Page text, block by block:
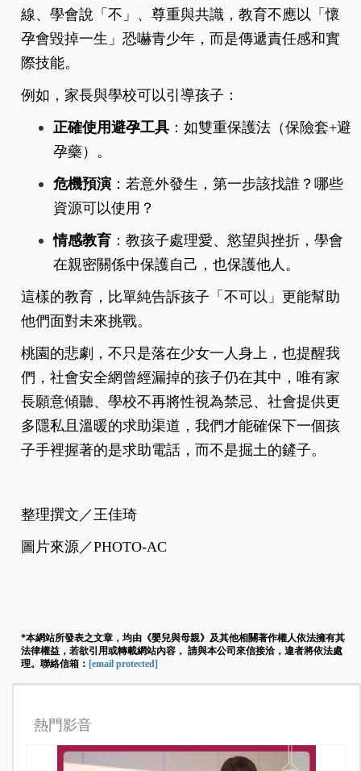
線、學會說「不」、尊重與共識，教育不應以「懷
孕會毀掉一生」恐嚇青少年，而是傳遞責任感和實
際技能。
例如，家長與學校可以引導孩子：
正確使用避孕工具 ：如雙重保護法（保險套+避
孕藥）。
危機預演 ：若意外發生，第一步該找誰？哪些
資源可以使用？
情感教育 ：教孩子處理愛、慾望與挫折，學會
在親密關係中保護自己，也保護他人。
這樣的教育，比單純告訴孩子「不可以」更能幫助
他們面對未來挑戰。
桃園的悲劇，不只是落在少女一人身上，也提醒我
們，社會安全網曾經漏掉的孩子仍在其中，唯有家
長願意傾聽、學校不再將性視為禁忌、社會提供更
多隱私且溫暖的求助渠道，我們才能確保下一個孩
子手裡握著的是求助電話，而不是掘土的鏟子。
整理撰文／王佳琦
圖片來源／PHOTO-AC
*本網站所發表之文章，均由《嬰兒與母親》及其他相關著作權人依法擁有其
法律權益，若欲引用或轉載網站內容， 請與本公司來信接洽，違者將依法處
理。聯絡信箱： [email protected]
熱門影音